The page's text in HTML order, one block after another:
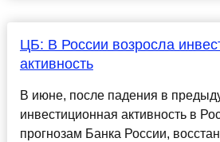
ЦБ: В России возросла
активность
В июне, после падения в
инвестиционная активность в
прогнозам Банка России,